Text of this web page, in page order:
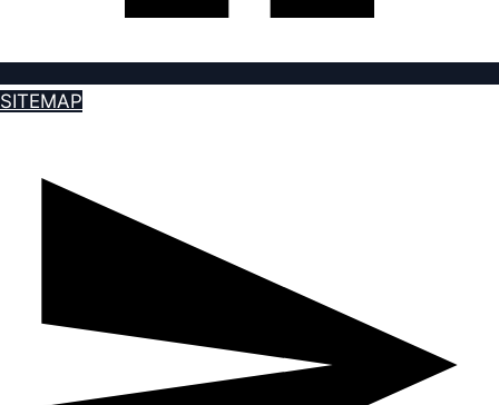
SITEMAP